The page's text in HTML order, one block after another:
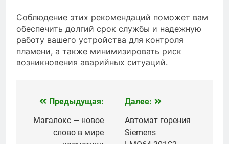
Соблюдение этих рекомендаций поможет вам
обеспечить долгий срок службы и надежную
работу вашего устройства для контроля
пламени, а также минимизировать риск
возникновения аварийных ситуаций.
Навигация
по
записям
Предыдущая:
Магалокс — новое
слово в мире
Далее:
Автомат горения
Siemens